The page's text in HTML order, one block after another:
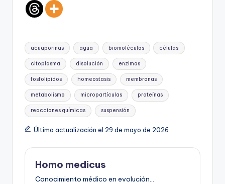
Etiquetas:
acuaporinas agua biomoléculas células
citoplasma disolución enzimas
fosfolipidos homeostasis membranas
metabolismo micropartículas proteínas
reacciones químicas suspensión
Última actualización el 29 de mayo de 2026
Homo medicus
Conocimiento médico en evolución...